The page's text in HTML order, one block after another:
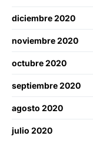
diciembre 2020
noviembre 2020
octubre 2020
septiembre 2020
agosto 2020
julio 2020